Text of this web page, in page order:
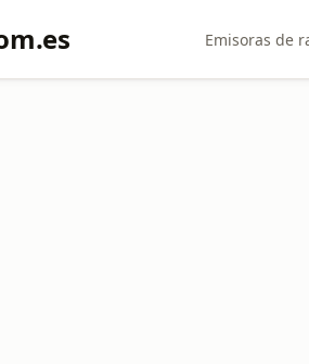
Emisoras de